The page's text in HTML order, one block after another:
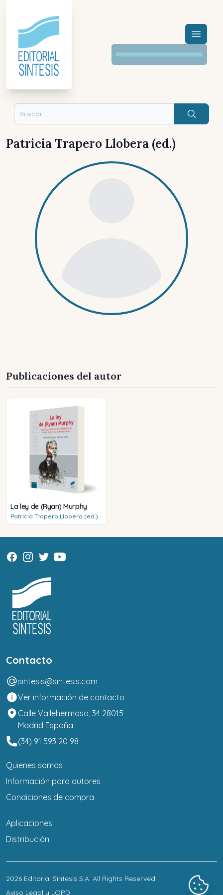
Menú
Buscar
Patricia Trapero Llobera (ed.)
Publicaciones del autor
La ley de (Ryan) Murphy
Patricia Trapero Llobera (ed.)
Contacto
sintesis@sintesis.com
Ver información de contacto
Calle Vallehermoso, 34 28015
Madrid España
(34) 91 593 20 98
Quienes somos
Información para autores
Condiciones de compra
Aplicaciones
Distribución
2026 Editorial Síntesis S.A. All Rights Reserved.
Aviso Legal y LOPD